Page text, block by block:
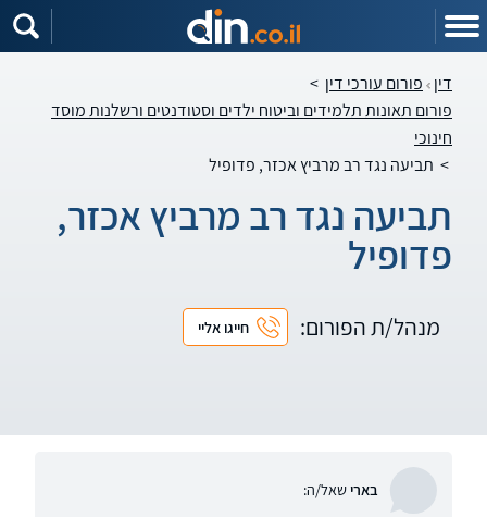
דין פורום עורכי דין >
פורום תאונות תלמידים וביטוח ילדים וסטודנטים ורשלנות מוסד
חינוכי
> תביעה נגד רב מרביץ אכזר, פדופיל
תביעה נגד רב מרביץ אכזר,
פדופיל
מנהל/ת הפורום: חייגו אליי
בארישאל/ה: